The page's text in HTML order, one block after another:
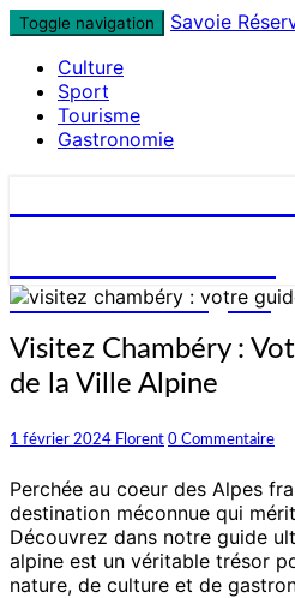
Skip
content
Toggle navigation
Savoie
Culture
Sport
Tourisme
Gastronomie
et réservez en ligne !
Visitez
Chambéry
:
Guide
de
la
Ville
Alpine
Visitez Chambéry :
de la Ville Alpine
1 février 2024 Florent Commentaires
0 Commentaire
Perchée au coeur des Alpes
destination méconnue qui
Découvrez dans notre guide
alpine est un véritable trésor
nature, de culture et de